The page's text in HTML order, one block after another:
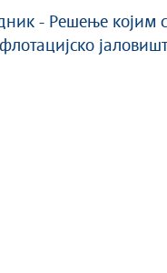
- Решење којим